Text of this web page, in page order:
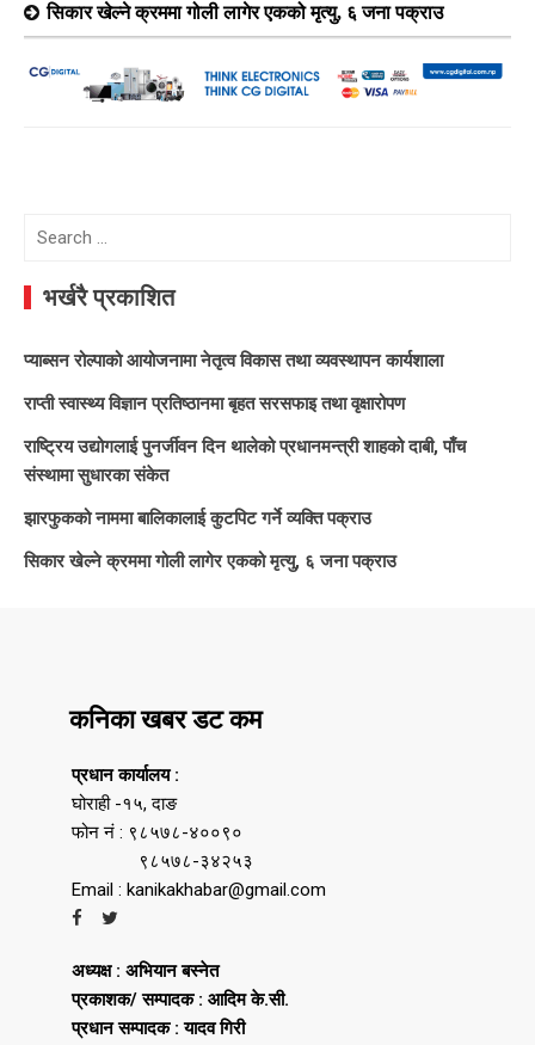
सिकार खेल्ने क्रममा गोली लागेर एकको मृत्यु, ६ जना पक्राउ
Search
भर्खरै प्रकाशित
प्याब्सन रोल्पाको आयोजनामा नेतृत्व विकास तथा व्यवस्थापन कार्यशाला
राप्ती स्वास्थ्य विज्ञान प्रतिष्ठानमा बृहत सरसफाइ तथा वृक्षारोपण
राष्ट्रिय उद्योगलाई पुनर्जीवन दिन थालेको प्रधानमन्त्री शाहको दाबी, पाँच
संस्थामा सुधारका संकेत
झारफुकको नाममा बालिकालाई कुटपिट गर्ने व्यक्ति पक्राउ
सिकार खेल्ने क्रममा गोली लागेर एकको मृत्यु, ६ जना पक्राउ
कनिका खबर डट कम
प्रधान कार्यालय :
घोराही -१५, दाङ
फोन नं : ९८५७८-४००९०
९८५७८-३४२५३
Email : kanikakhabar@gmail.com
अध्यक्ष : अभियान बस्नेत
प्रकाशक/ सम्पादक : आदिम के.सी.
प्रधान सम्पादक : यादव गिरी